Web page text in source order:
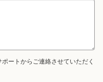
ートからご連絡させていただく